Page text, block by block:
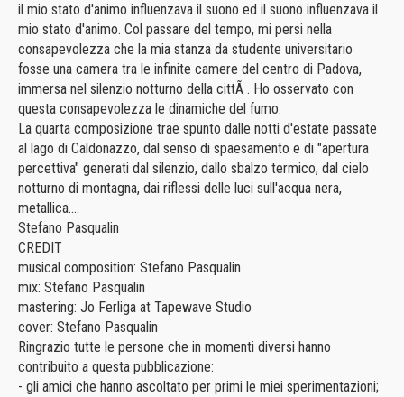
il mio stato d'animo influenzava il suono ed il suono influenzava il
mio stato d'animo. Col passare del tempo, mi persi nella
consapevolezza che la mia stanza da studente universitario
fosse una camera tra le infinite camere del centro di Padova,
immersa nel silenzio notturno della cittÃ . Ho osservato con
questa consapevolezza le dinamiche del fumo.
La quarta composizione trae spunto dalle notti d'estate passate
al lago di Caldonazzo, dal senso di spaesamento e di "apertura
percettiva" generati dal silenzio, dallo sbalzo termico, dal cielo
notturno di montagna, dai riflessi delle luci sull'acqua nera,
metallica....
Stefano Pasqualin
CREDIT
musical composition: Stefano Pasqualin
mix: Stefano Pasqualin
mastering: Jo Ferliga at Tapewave Studio
cover: Stefano Pasqualin
Ringrazio tutte le persone che in momenti diversi hanno
contribuito a questa pubblicazione:
- gli amici che hanno ascoltato per primi le miei sperimentazioni;